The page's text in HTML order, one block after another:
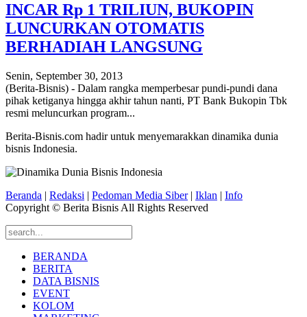
INCAR Rp 1 TRILIUN, BUKOPIN
LUNCURKAN OTOMATIS
BERHADIAH LANGSUNG
Senin, September 30, 2013
(Berita-Bisnis) - Dalam rangka memperbesar pundi-pundi dana
pihak ketiganya hingga akhir tahun nanti, PT Bank Bukopin Tbk
resmi meluncurkan program...
Berita-Bisnis.com hadir untuk menyemarakkan dinamika dunia
bisnis Indonesia.
Beranda | Redaksi | Pedoman Media Siber| Iklan | Info
Copyright © Berita Bisnis All Rights Reserved
BERANDA
BERITA
DATA BISNIS
EVENT
KOLOM